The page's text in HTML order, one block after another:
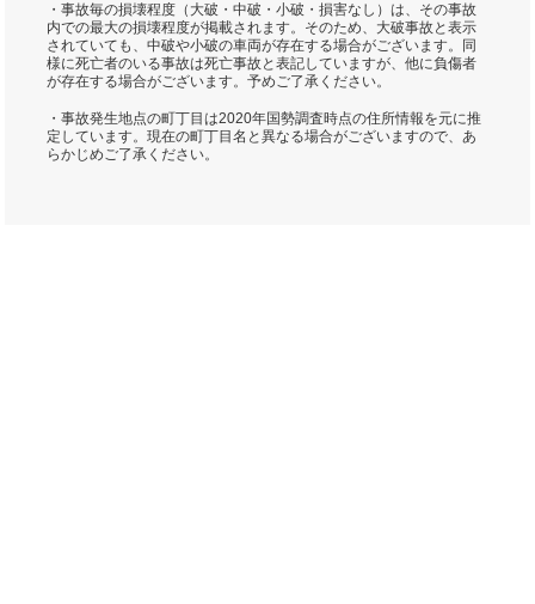
・事故毎の損壊程度（大破・中破・小破・損害なし）は、その事故
内での最大の損壊程度が掲載されます。そのため、大破事故と表示
されていても、中破や小破の車両が存在する場合がございます。同
様に死亡者のいる事故は死亡事故と表記していますが、他に負傷者
が存在する場合がございます。予めご了承ください。
・事故発生地点の町丁目は2020年国勢調査時点の住所情報を元に推
定しています。現在の町丁目名と異なる場合がございますので、あ
らかじめご了承ください。